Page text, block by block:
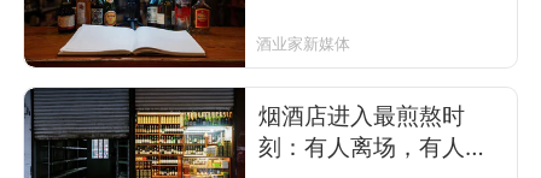
酒业家新媒体
烟酒店进入最煎熬时
刻：有人离场，有人自